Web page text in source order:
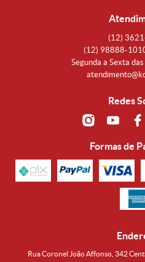
(12)
(12) 98888-
Segunda a Sexta
Redes
Formas de
Rua Coronel João Affonso, 342